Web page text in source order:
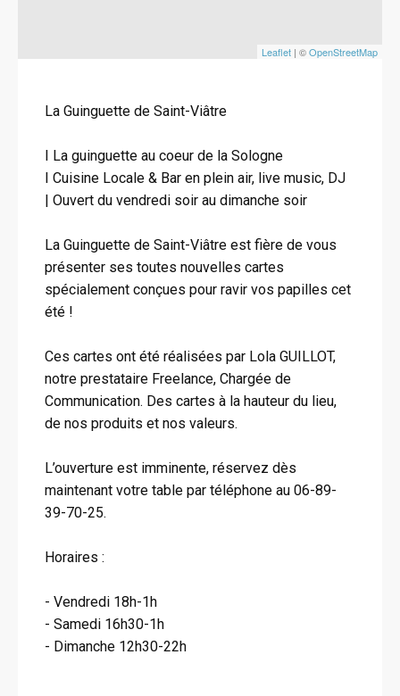
Leaflet | ©OpenStreetMap
La Guinguette de Saint-Viâtre
I La guinguette au coeur de la Sologne
I Cuisine Locale & Bar en plein air, live music, DJ
| Ouvert du vendredi soir au dimanche soir
La Guinguette de Saint-Viâtre est fière de vous
présenter ses toutes nouvelles cartes
spécialement conçues pour ravir vos papilles cet
été !
Ces cartes ont été réalisées par Lola GUILLOT,
notre prestataire Freelance, Chargée de
Communication. Des cartes à la hauteur du lieu,
de nos produits et nos valeurs.
L’ouverture est imminente, réservez dès
maintenant votre table par téléphone au 06-89-
39-70-25.
Horaires :
- Vendredi 18h-1h
- Samedi 16h30-1h
- Dimanche 12h30-22h